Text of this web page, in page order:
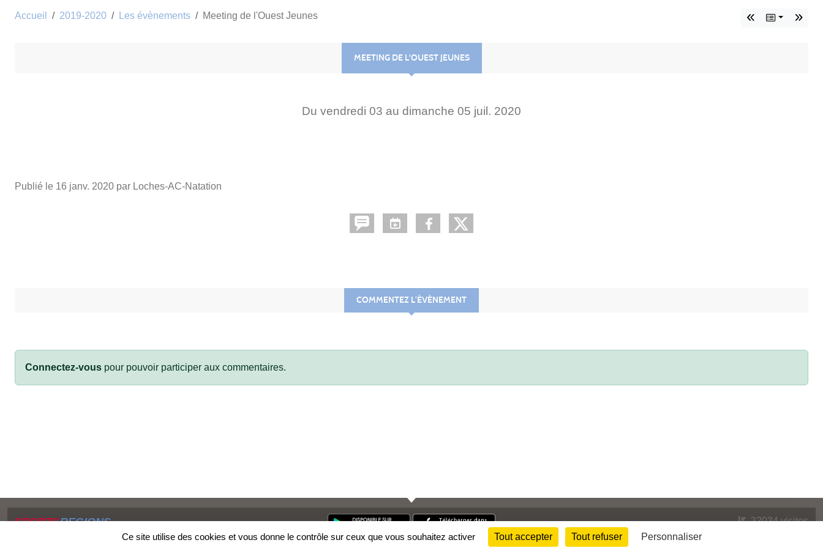
Accueil 2019-2020 Les évènements Meeting de l'Ouest Jeunes
MEETING DE L'OUEST JEUNES
Du vendredi 03 au dimanche 05 juil. 2020
Publié le 16 janv. 2020 par Loches-AC-Natation
COMMENTEZ L’ÉVÈNEMENT
Connectez-vous pour pouvoir participer aux commentaires.
SPORTSREGIONS 32034visites
Ce site utilise des cookies et vous donne le contrôle sur ceux que vous souhaitez activer Tout accepter Tout refuser Personnaliser